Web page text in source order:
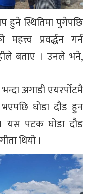
हुने स्थितिमा पुगेपछि
महत्त्व प्रवर्द्धन गर्न
बताए । उनले भने,
अगाडी एयरर्पोटमै
भएपछि घोडा दौड हुन
यस पटक घोडा दौड
थियो ।